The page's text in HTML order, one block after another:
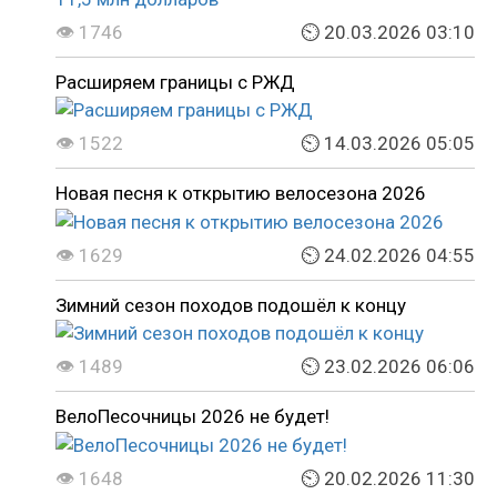
👁 1746 ⏲ 20.03.2026 03:10
Расширяем границы с РЖД
👁 1522 ⏲ 14.03.2026 05:05
Новая песня к открытию велосезона 2026
👁 1629 ⏲ 24.02.2026 04:55
Зимний сезон походов подошёл к концу
👁 1489 ⏲ 23.02.2026 06:06
ВелоПесочницы 2026 не будет!
👁 1648 ⏲ 20.02.2026 11:30